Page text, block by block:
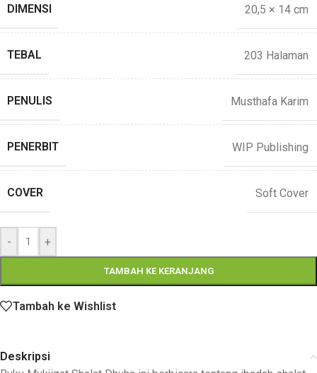
DIMENSI 20,5 × 14 cm
TEBAL 203 Halaman
PENULIS Musthafa Karim
PENERBIT WIP Publishing
COVER Soft Cover
- +
TAMBAH KE KERANJANG
Tambah ke Wishlist
Deskripsi